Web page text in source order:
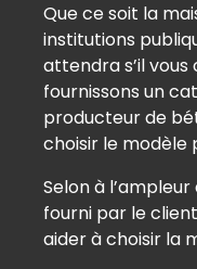
Béton
Mantes
Béton
(78410)
Béton
Béton
(78930)
Béton
Que ce soit la
institutions
attendra s’il
fournissons un
producteur de
choisir le modèle
Selon à
fourni par le
aider à choisir la